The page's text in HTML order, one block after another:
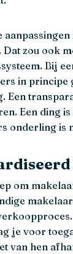
zou ook
Bij
in principe
Een
Een ding
onderling is
om
je voor
van hen